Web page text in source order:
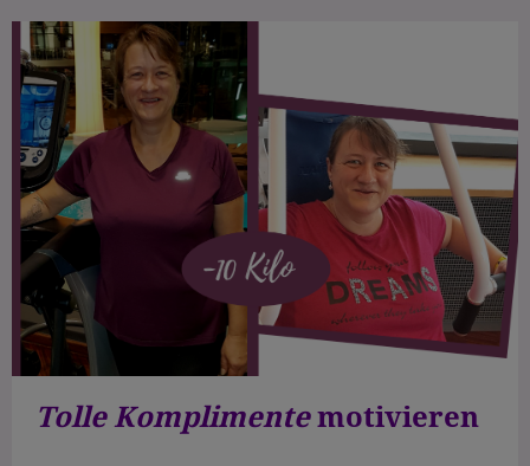
Tolle Komplimentemotivieren